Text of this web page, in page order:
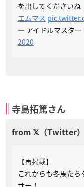
を出してくださいね！
エムマス
— アイドルマスタ
2020
寺島拓篤さん
【再掲載】
これからも冬馬た